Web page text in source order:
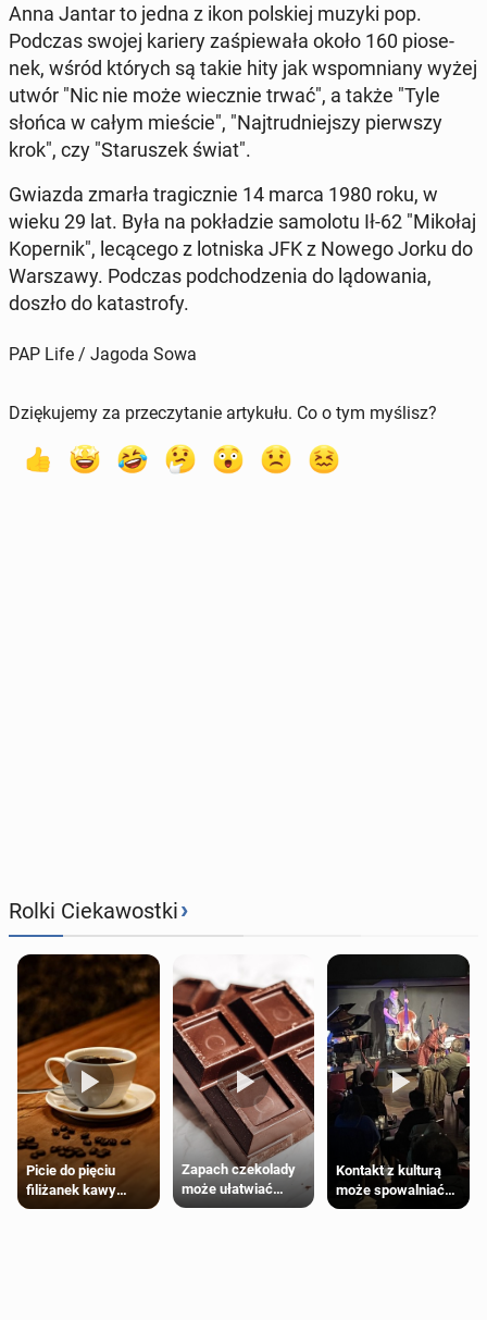
Anna Jantar to jedna z ikon pol­skiej muzyki pop.
Podczas swojej kariery za­śpie­wa­ła około 160 pio­se­
nek, wśród których są takie hity jak wspo­mnia­ny wyżej
utwór "Nic nie może wiecz­nie trwać", a także "Tyle
słońca w całym mieście", "Naj­trud­niej­szy pierw­szy
krok", czy "Sta­ru­szek świat".
Gwiazda zmarła tra­gicz­nie 14 marca 1980 roku, w
wieku 29 lat. Była na po­kła­dzie sa­mo­lo­tu Ił-62 "Mikołaj
Ko­per­nik", le­cą­ce­go z lot­ni­ska JFK z Nowego Jorku do
War­sza­wy. Podczas pod­cho­dze­nia do lą­do­wa­nia,
doszło do ka­ta­stro­fy.
PAP Life / Jagoda Sowa
Dziękujemy za przeczytanie artykułu. Co o tym myślisz?
Rolki Ciekawostki›
Picie do pięciu
filiżanek kawy
dziennie jest
Zapach czekolady
może ułatwiać
trening siłowy
Kontakt z kulturą
może spowalniać
starzenie